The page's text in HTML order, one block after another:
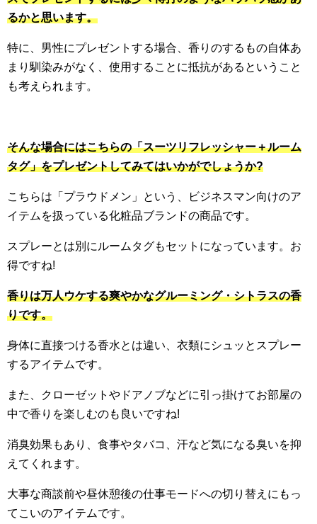
るかと思います。
特に、男性にプレゼントする場合、香りのするもの自体あ
まり馴染みがなく、使用することに抵抗があるということ
も考えられます。
そんな場合にはこちらの「スーツリフレッシャー＋ルーム
タグ」をプレゼントしてみてはいかがでしょうか?
こちらは「プラウドメン」という、ビジネスマン向けのア
イテムを扱っている化粧品ブランドの商品です。
スプレーとは別にルームタグもセットになっています。お
得ですね!
香りは万人ウケする爽やかなグルーミング・シトラスの香
りです。
身体に直接つける香水とは違い、衣類にシュッとスプレー
するアイテムです。
また、クローゼットやドアノブなどに引っ掛けてお部屋の
中で香りを楽しむのも良いですね!
消臭効果もあり、食事やタバコ、汗など気になる臭いを抑
えてくれます。
大事な商談前や昼休憩後の仕事モードへの切り替えにもっ
てこいのアイテムです。